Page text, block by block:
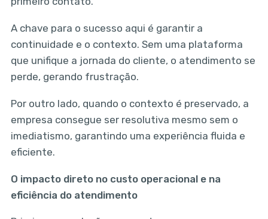
A chave para o sucesso aqui é garantir a
continuidade e o contexto. Sem uma plataforma
que unifique a jornada do cliente, o atendimento se
perde, gerando frustração.
Por outro lado, quando o contexto é preservado, a
empresa consegue ser resolutiva mesmo sem o
imediatismo, garantindo uma experiência fluida e
eficiente.
O impacto direto no custo operacional e na
eficiência do atendimento